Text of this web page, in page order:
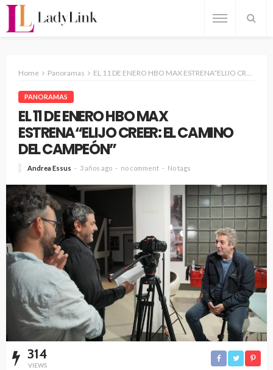
Home Panoramas EL 11 DE ENERO HBO MAX ESTRENA“ELIJO CREER: EL CAMINO DEL CAMPEÓN”
PANORAMAS
EL 11 DE ENERO HBO MAX
ESTRENA“ELIJO CREER: EL CAMINO
DEL CAMPEÓN”
Andrea Essus 3 años ago no comment No tags
314
VIEWS